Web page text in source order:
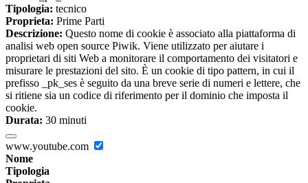
Tipologia: tecnico
Proprieta: Prime Parti
Descrizione: Questo nome di cookie è associato alla piattaforma di
analisi web open source Piwik. Viene utilizzato per aiutare i
proprietari di siti Web a monitorare il comportamento dei visitatori e
misurare le prestazioni del sito. È un cookie di tipo pattern, in cui il
prefisso _pk_ses è seguito da una breve serie di numeri e lettere, che
si ritiene sia un codice di riferimento per il dominio che imposta il
cookie.
Durata: 30 minuti
www.youtube.com
Nome
Tipologia